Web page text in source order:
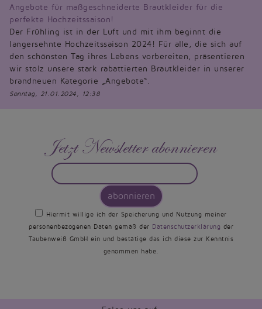
Angebote für maßgeschneiderte Brautkleider für die
perfekte Hochzeitssaison!
Der Frühling ist in der Luft und mit ihm beginnt die
langersehnte Hochzeitssaison 2024! Für alle, die sich auf
den schönsten Tag ihres Lebens vorbereiten, präsentieren
wir stolz unsere stark rabattierten Brautkleider in unserer
brandneuen Kategorie „Angebote“.
Sonntag, 21.01.2024, 12:38
Jetzt Newsletter abonnieren
abonnieren
Hiermit willige ich der Speicherung und Nutzung meiner
personenbezogenen Daten gemäß der Datenschutzerklärung der
Taubenweiß GmbH ein und bestätige das ich diese zur Kenntnis
genommen habe.